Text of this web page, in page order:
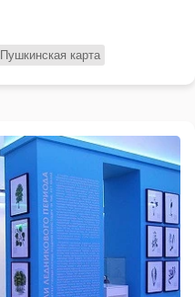
Пушкинская карта